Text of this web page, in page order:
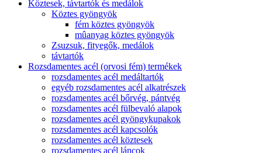
Köztesek, távtartók és medálok
Köztes gyöngyök
fém köztes gyöngyök
mûanyag köztes gyöngyök
Zsuzsuk, fityegők, medálok
távtartók
Rozsdamentes acél (orvosi fém) termékek
rozsdamentes acél medáltartók
egyéb rozsdamentes acél alkatrészek
rozsdamentes acél bőrvég, pántvég
rozsdamentes acél fülbevaló alapok
rozsdamentes acél gyöngykupakok
rozsdamentes acél kapcsolók
rozsdamentes acél köztesek
rozsdamentes acél láncok